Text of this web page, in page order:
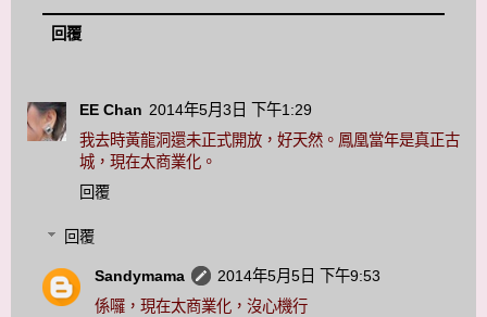
回覆
EE Chan 2014年5月3日 下午1:29
我去時黃龍洞還未正式開放，好天然。鳳凰當年是真正古
城，現在太商業化。
回覆
回覆
Sandymama
2014年5月5日 下午9:53
係囉，現在太商業化，沒心機行